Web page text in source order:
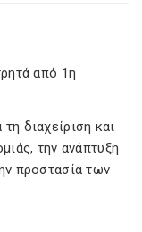
από 1η
διαχείριση και
την ανάπτυξη
προστασία των